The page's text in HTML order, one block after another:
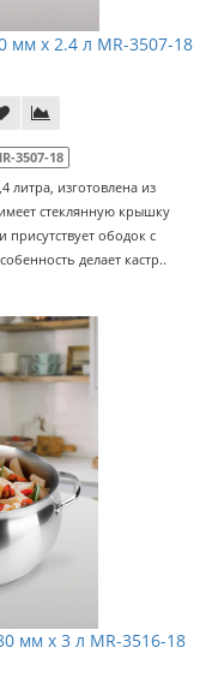
х 2.4 л MR-3507-18
3507-18
литра, изготовлена из
стеклянную крышку
ободок с
делает кастр..
мм х 3 л MR-3516-18